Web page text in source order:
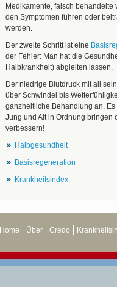
Medikamente, falsch
den Symptomen führen oder
werden.
Der zweite Schritt ist eine
der Fehler: Man hat die
Halbkrankheit) abgleiten lassen.
Der niedrige Blutdruck mit all
über Schwindel bis
ganzheitliche Behandlung an.
Jung und Alt in Ordnung bringen
verbessern!
Halbgesundheit
Basisregeneration
Krankheitsindex
Home Über Credo